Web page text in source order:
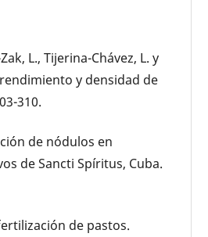
L., Tijerina-Chávez, L. y
y densidad de
310.
de nódulos en
de Sancti Spíritus, Cuba.
de pastos.